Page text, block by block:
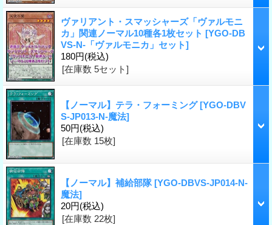
ヴァリアント・スマッシャーズ「ヴァルモニ
カ」関連ノーマル10種各1枚セット [YGO-DB
VS-N-「ヴァルモニカ」セット]
180円(税込)
[在庫数 5セット]
【ノーマル】テラ・フォーミング[YGO-DBV
S-JP013-N-魔法]
50円(税込)
[在庫数 15枚]
【ノーマル】補給部隊[YGO-DBVS-JP014-N-
魔法]
20円(税込)
[在庫数 22枚]